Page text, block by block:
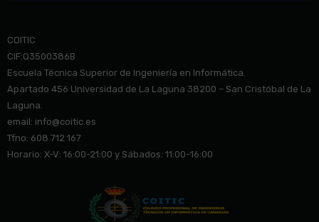
COITIC
CIF:Q3500386B
Escuela Técnica Superior de Ingeniería en Informática.
Apartado 456 Universidad de La Laguna 38200 – San Cristóbal de La
Laguna.
email: info@coitic.es
Tfno: 608 712 167
Horario: X-V: 16:00-21:00 y Sábados: 11:00-16:00